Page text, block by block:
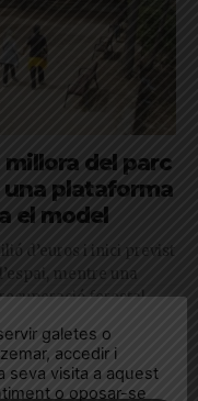
del parc
una plataforma
el model
d’euros i inici previst
mentre una
forestal
galetes o
accedir i
seva visita a aquest
o oposar-se